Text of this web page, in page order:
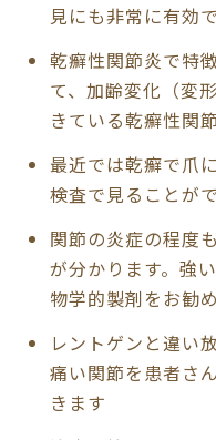
見にも非常に有効で
乾癬性関節炎で特
て、加齢変化（変
きている乾癬性関
最近では乾癬で爪
検査で見ることがで
関節の炎症の程度
が分かります。強
物学的製剤をお勧め
レントゲンと違い
痛い関節を患者さ
きます